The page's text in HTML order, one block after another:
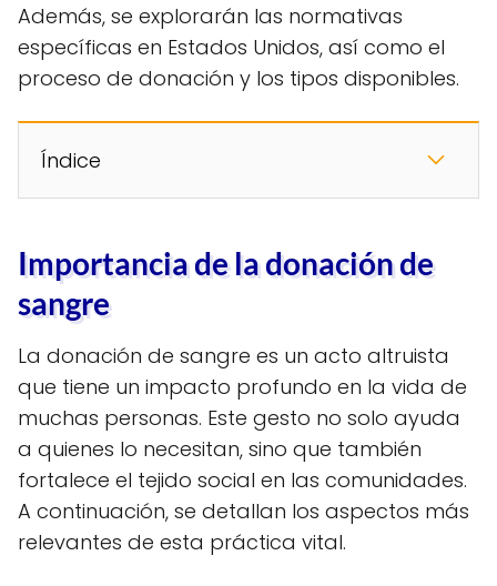
Además, se explorarán las normativas
específicas en Estados Unidos, así como el
proceso de donación y los tipos disponibles.
Índice
Importancia de la donación de
sangre
La donación de sangre es un acto altruista
que tiene un impacto profundo en la vida de
muchas personas. Este gesto no solo ayuda
a quienes lo necesitan, sino que también
fortalece el tejido social en las comunidades.
A continuación, se detallan los aspectos más
relevantes de esta práctica vital.